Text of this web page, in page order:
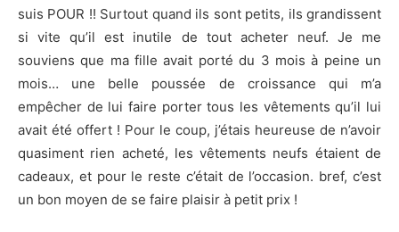
suis POUR !! Surtout quand ils sont petits, ils grandissent
si vite qu’il est inutile de tout acheter neuf. Je me
souviens que ma fille avait porté du 3 mois à peine un
mois… une belle poussée de croissance qui m’a
empêcher de lui faire porter tous les vêtements qu’il lui
avait été offert ! Pour le coup, j’étais heureuse de n’avoir
quasiment rien acheté, les vêtements neufs étaient de
cadeaux, et pour le reste c’était de l’occasion. bref, c’est
un bon moyen de se faire plaisir à petit prix !